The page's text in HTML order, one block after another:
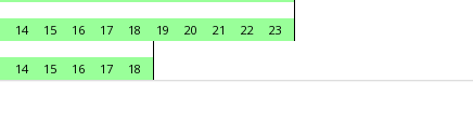
14 15 16 17 18 19 20 21 22
23
14 15 16 17 18